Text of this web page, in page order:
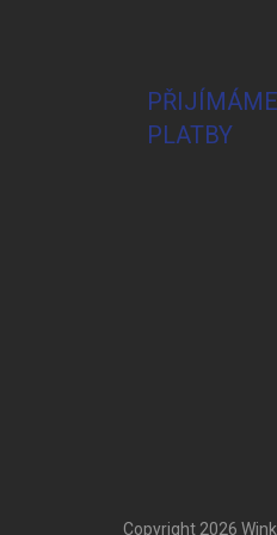
PLATBY
Copyright 2026